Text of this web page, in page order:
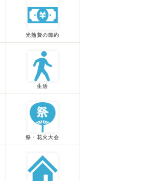
光熱費の節約
生活
祭・花火大会